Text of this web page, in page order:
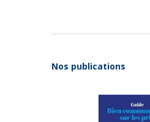
Nos publications